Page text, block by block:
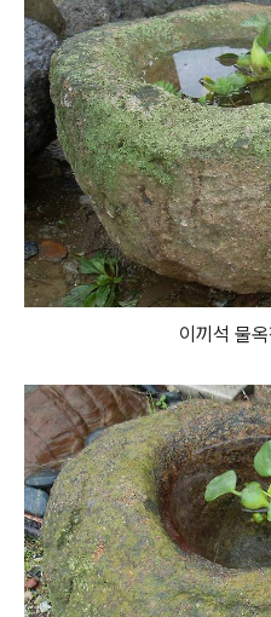
이끼석 물